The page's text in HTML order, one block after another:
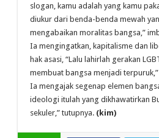
slogan, kamu adalah yang kamu
diukur dari benda-benda mewah
mengabaikan moralitas bangsa,”
Ia mengingatkan, kapitalisme dan
hak asasi, “Lalu lahirlah gerakan
membuat bangsa menjadi
Ia mengajak segenap elemen
ideologi itulah yang dikhawatirkan
sekuler,” tutupnya. (kim)